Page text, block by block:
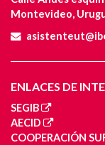
Montevideo,
ENLACES DE
SEGIB
AECID
COOPERACIÓN